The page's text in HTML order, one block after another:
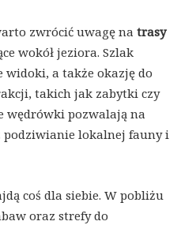
zwrócić uwagę na trasy
wokół jeziora. Szlak
widoki, a także okazję do
takich jak zabytki czy
wędrówki pozwalają na
lokalnej fauny i
coś dla siebie. W pobliżu
oraz strefy do